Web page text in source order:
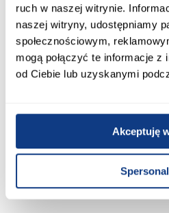
ruch w naszej witrynie.
naszej witryny, udostępniamy
społecznościowym,
mogą połączyć te informacje
od Ciebie lub uzyskanymi
Akceptuję
3,66X1m rattan 56709
799,00 zł